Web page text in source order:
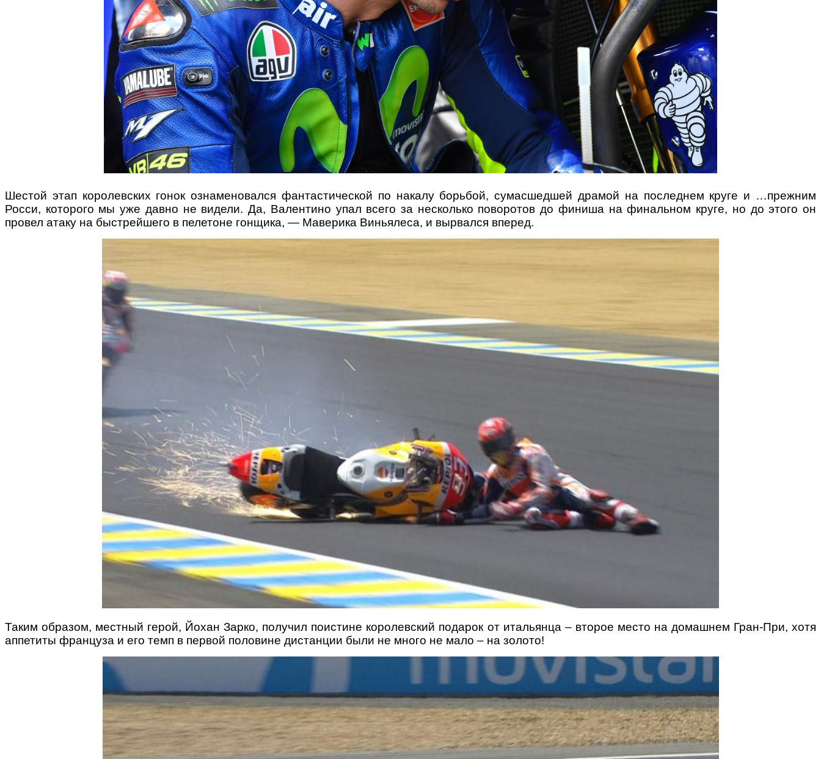
Шестой этап королевских гонок ознаменовался фантастической по накалу борьбой, сумасшедшей драмой на последнем круге и …прежним
Росси, которого мы уже давно не видели. Да, Валентино упал всего за несколько поворотов до финиша на финальном круге, но до этого он
провел атаку на быстрейшего в пелетоне гонщика, — Маверика Виньялеса, и вырвался вперед.
Таким образом, местный герой, Йохан Зарко, получил поистине королевский подарок от итальянца – второе место на домашнем Гран-При, хотя
аппетиты француза и его темп в первой половине дистанции были не много не мало – на золото!